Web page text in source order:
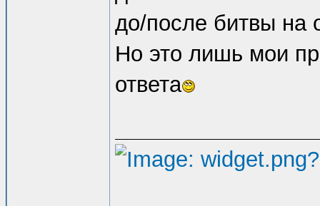
до/после битвы на
Но это лишь мои
ответа